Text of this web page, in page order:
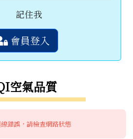
記住我
會員登入
空氣品質
錯誤，請檢查網路狀態